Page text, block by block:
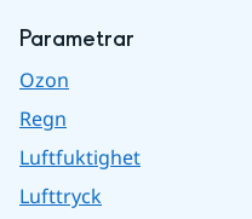
Parametrar
Ozon
Regn
Luftfuktighet
Lufttryck